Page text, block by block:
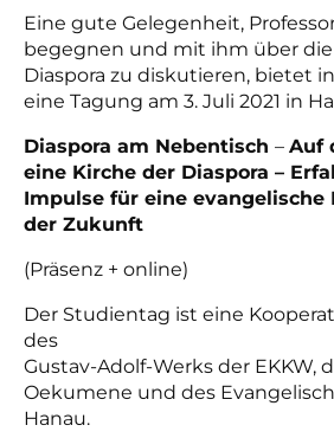
Eine gute Gelegenheit,
begegnen und mit ihm über
Diaspora zu diskutieren, bietet
eine Tagung am 3. Juli 2021 in
Diaspora am Nebentisch – Auf
eine Kirche der Diaspora –
Impulse für eine evangelische
der Zukunft
(Präsenz + online)
Der Studientag ist eine
des
Gustav-Adolf-Werks der EKKW,
Oekumene und des
Hanau.